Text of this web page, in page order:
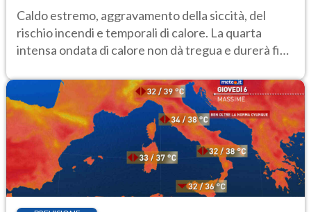
Caldo estremo, aggravamento della siccità, del
rischio incendi e temporali di calore. La quarta
intensa ondata di calore non dà tregua e durerà fino